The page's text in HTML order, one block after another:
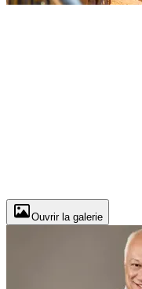
Ouvrir la galerie